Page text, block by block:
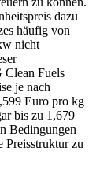
dazu
häufig von
nicht
Clean Fuels
je nach
Euro pro kg
bis zu 1,679
Bedingungen
Preisstruktur zu